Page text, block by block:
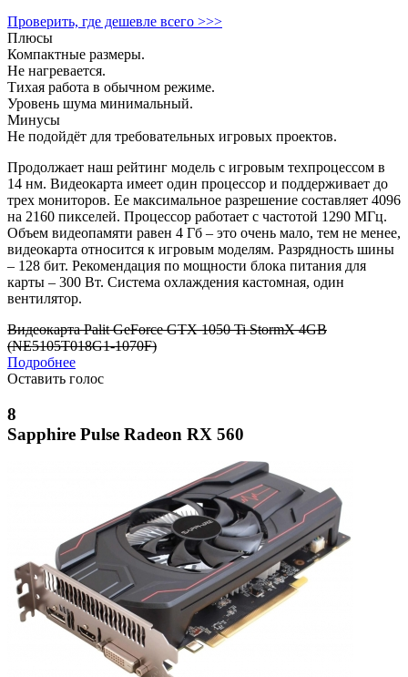
Проверить, где дешевле всего >>>
Плюсы
Компактные размеры.
Не нагревается.
Тихая работа в обычном режиме.
Уровень шума минимальный.
Минусы
Не подойдёт для требовательных игровых проектов.
Продолжает наш рейтинг модель с игровым техпроцессом в
14 нм. Видеокарта имеет один процессор и поддерживает до
трех мониторов. Ее максимальное разрешение составляет 4096
на 2160 пикселей. Процессор работает с частотой 1290 МГц.
Объем видеопамяти равен 4 Гб – это очень мало, тем не менее,
видеокарта относится к игровым моделям. Разрядность шины
– 128 бит. Рекомендация по мощности блока питания для
карты – 300 Вт. Система охлаждения кастомная, один
вентилятор.
Видеокарта Palit GeForce GTX 1050 Ti StormX 4GB
(NE5105T018G1-1070F)
Подробнее
Оставить голос
8
Sapphire Pulse Radeon RX 560